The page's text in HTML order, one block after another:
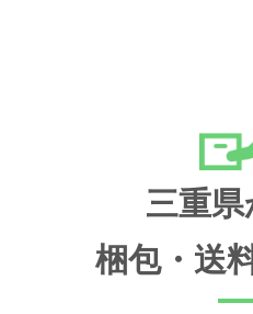
三重
梱包・送